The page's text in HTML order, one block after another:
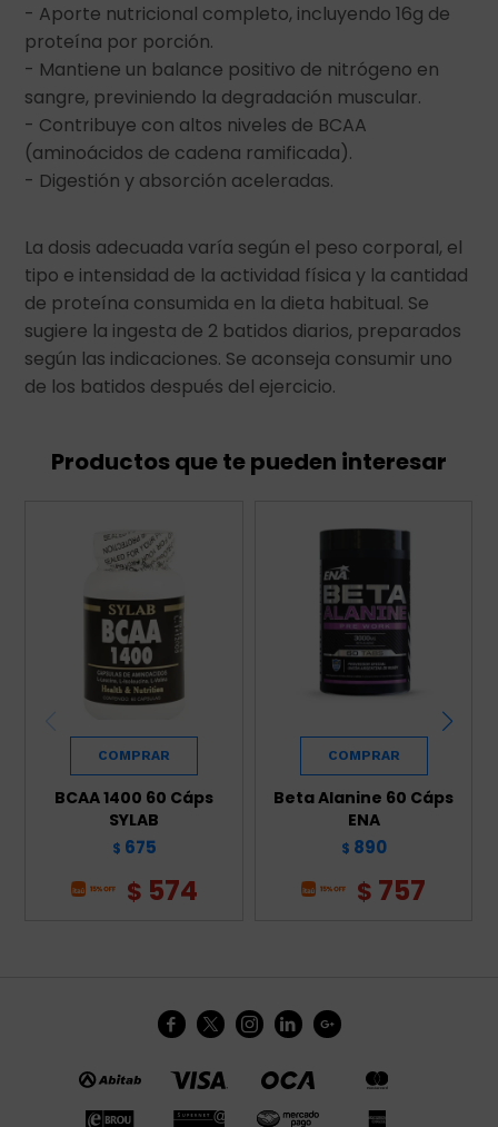
- Aporte nutricional completo, incluyendo 16g de
proteína por porción.
- Mantiene un balance positivo de nitrógeno en
sangre, previniendo la degradación muscular.
- Contribuye con altos niveles de BCAA
(aminoácidos de cadena ramificada).
- Digestión y absorción aceleradas.
La dosis adecuada varía según el peso corporal, el
tipo e intensidad de la actividad física y la cantidad
de proteína consumida en la dieta habitual. Se
sugiere la ingesta de 2 batidos diarios, preparados
según las indicaciones. Se aconseja consumir uno
de los batidos después del ejercicio.
Productos que te pueden interesar
BCAA 1400 60 Cáps
SYLAB
$ 675
$ 574
Beta Alanine 60 Cáps
ENA
$ 890
$ 757
    